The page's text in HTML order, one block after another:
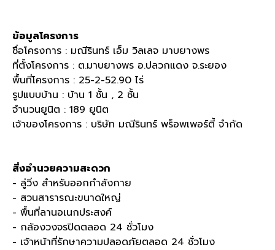
ข้อมูลโครงการ
ชื่อโครงการ : มณีรินทร์ เอ็ม วิลเลจ มาบยางพร
ที่ตั้งโครงการ : ต.มาบยางพร อ.ปลวกแดง จ.ระยอง
พื้นที่โครงการ : 25-2-52.90 ไร่
รูปแบบบ้าน : บ้าน 1 ชั้น , 2 ชั้น
จำนวนยูนิต : 189 ยูนิต
เจ้าของโครงการ : บริษัท มณีรินทร์ พร็อพเพอร์ตี้ จำกัด
สิ่งอำนวยความสะดวก
- ลู่วิ่ง สำหรับออกกำลังกาย
- สวนสารารณะขนาดใหญ่
- พื้นที่ลานอเนกประสงค์
- กล้องวงจรปิดตลอด 24 ชั่วโมง
- เจ้าหน้าที่รักษาความปลอดภัยตลอด 24 ชั่วโมง